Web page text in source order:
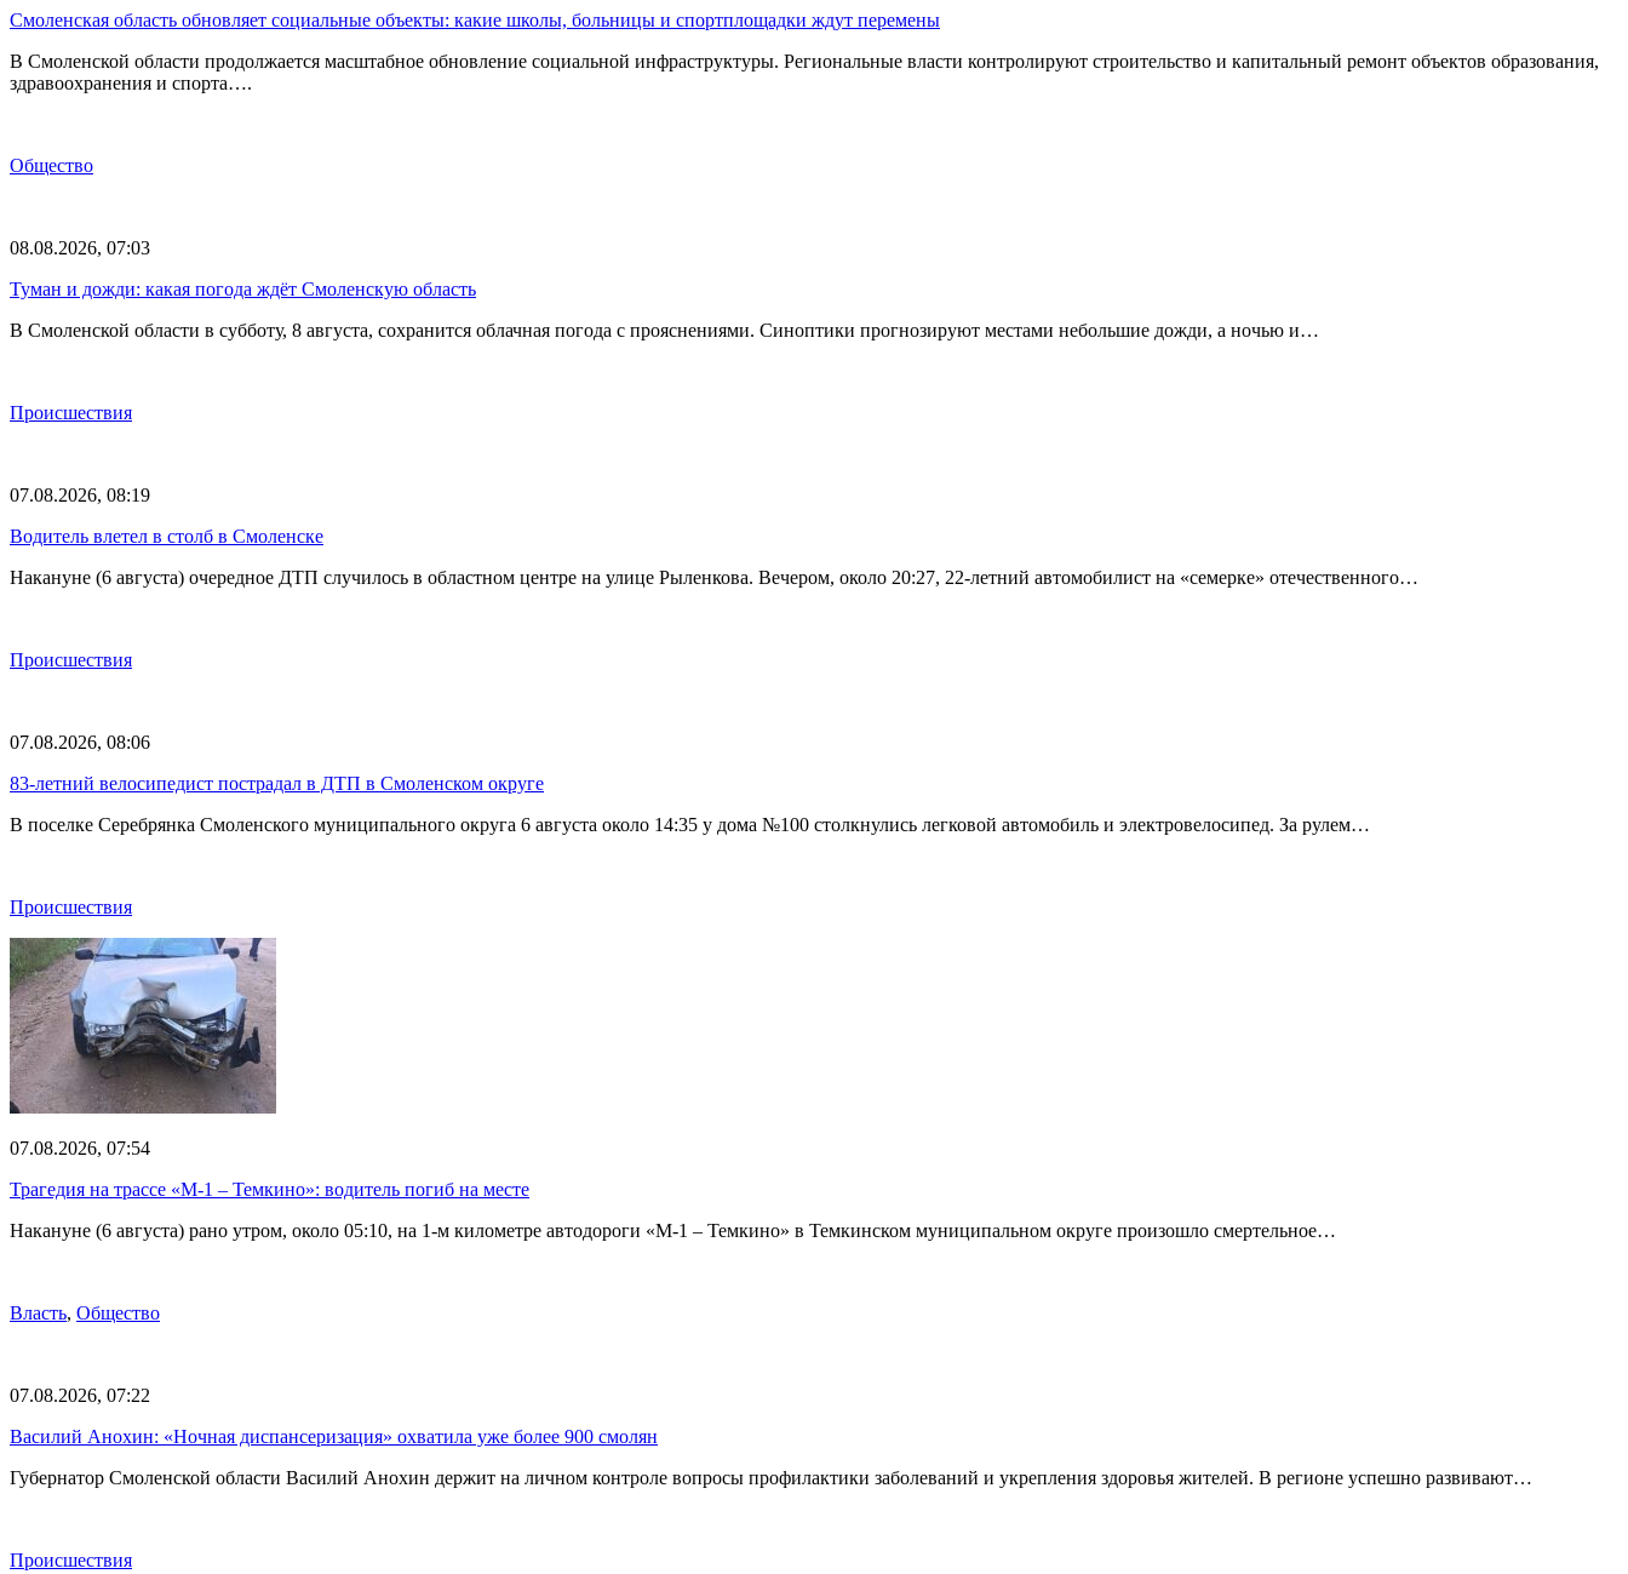
Смоленская область обновляет социальные объекты: какие школы, больницы и спортплощадки ждут перемены
В Смоленской области продолжается масштабное обновление социальной инфраструктуры. Региональные власти контролируют строительство и капитальный ремонт объектов образования,
здравоохранения и спорта….
Общество
08.08.2026, 07:03
Туман и дожди: какая погода ждёт Смоленскую область
В Смоленской области в субботу, 8 августа, сохранится облачная погода с прояснениями. Синоптики прогнозируют местами небольшие дожди, а ночью и…
Происшествия
07.08.2026, 08:19
Водитель влетел в столб в Смоленске
Накануне (6 августа) очередное ДТП случилось в областном центре на улице Рыленкова. Вечером, около 20:27, 22-летний автомобилист на «семерке» отечественного…
Происшествия
07.08.2026, 08:06
83-летний велосипедист пострадал в ДТП в Смоленском округе
В поселке Серебрянка Смоленского муниципального округа 6 августа около 14:35 у дома №100 столкнулись легковой автомобиль и электровелосипед. За рулем…
Происшествия
07.08.2026, 07:54
Трагедия на трассе «М-1 – Темкино»: водитель погиб на месте
Накануне (6 августа) рано утром, около 05:10, на 1-м километре автодороги «М-1 – Темкино» в Темкинском муниципальном округе произошло смертельное…
Власть, Общество
07.08.2026, 07:22
Василий Анохин: «Ночная диспансеризация» охватила уже более 900 смолян
Губернатор Смоленской области Василий Анохин держит на личном контроле вопросы профилактики заболеваний и укрепления здоровья жителей. В регионе успешно развивают…
Происшествия